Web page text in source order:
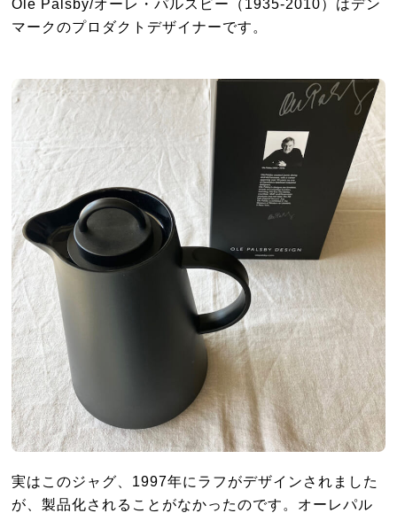
Ole Palsby/オーレ・パルスビー（1935-2010）はデン
マークのプロダクトデザイナーです。
実はこのジャグ、1997年にラフがデザインされました
が、製品化されることがなかったのです。オーレパル